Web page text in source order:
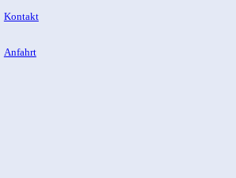
Kontakt
Anfahrt